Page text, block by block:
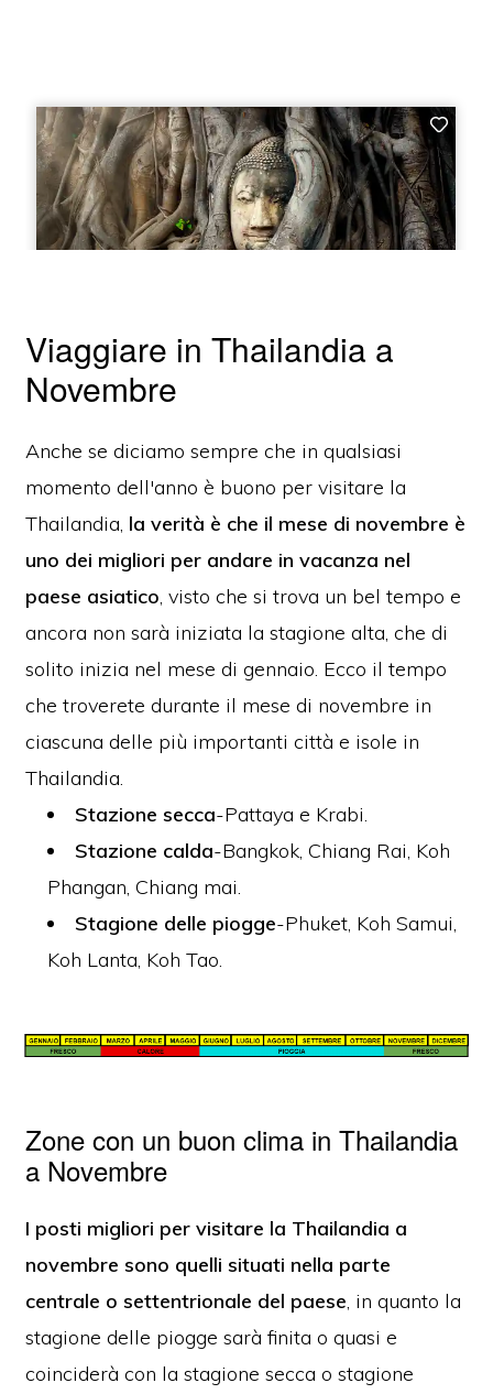
Viaggiare in Thailandia a
Novembre
Anche se diciamo sempre che in qualsiasi
momento dell'anno è buono per visitare la
Thailandia, la verità è che il mese di novembre è
uno dei migliori per andare in vacanza nel
paese asiatico, visto che si trova un bel tempo e
ancora non sarà iniziata la stagione alta, che di
solito inizia nel mese di gennaio. Ecco il tempo
che troverete durante il mese di novembre in
ciascuna delle più importanti città e isole in
Thailandia.
Stazione secca-Pattaya e Krabi.
Stazione calda-Bangkok, Chiang Rai, Koh
Phangan, Chiang mai.
Stagione delle piogge-Phuket, Koh Samui,
Koh Lanta, Koh Tao.
Zone con un buon clima in Thailandia
a Novembre
I posti migliori per visitare la Thailandia a
novembre sono quelli situati nella parte
centrale o settentrionale del paese, in quanto la
stagione delle piogge sarà finita o quasi e
coinciderà con la stagione secca o stagione